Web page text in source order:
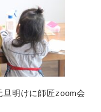
明けに師匠zoom会